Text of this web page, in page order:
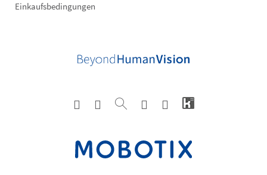
Einkaufsbedingungen